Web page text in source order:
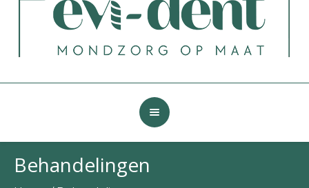
Behandelingen